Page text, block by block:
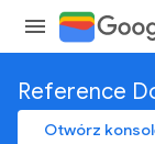
Reference
Otwórz